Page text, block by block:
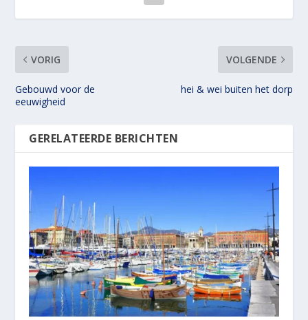
VORIG
Gebouwd voor de
eeuwigheid
VOLGENDE
hei & wei buiten het dorp
GERELATEERDE BERICHTEN